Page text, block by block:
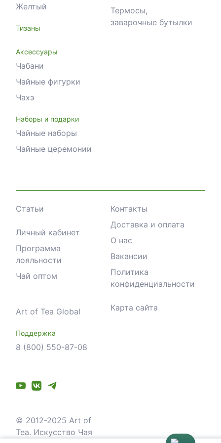
Как выбрать оптимальный вариант?
Ориентируйтесь на желаемую насыщенность и
Желтый
Тизаны
Термосы,
заварочные бутылки
Аксессуары
Чабани
Чайные фигурки
Чахэ
Наборы и подарки
Чайные наборы
Чайные церемонии
Статьи
Личный кабинет
Программа
лояльности
Чай оптом
Art of Tea Global
Контакты
Доставка и оплата
О нас
Вакансии
Политика
конфиденциальности
Карта сайта
Поддержка
8 (800) 550-87-08
© 2012-2025 Art of
Tea. Искусство Чая